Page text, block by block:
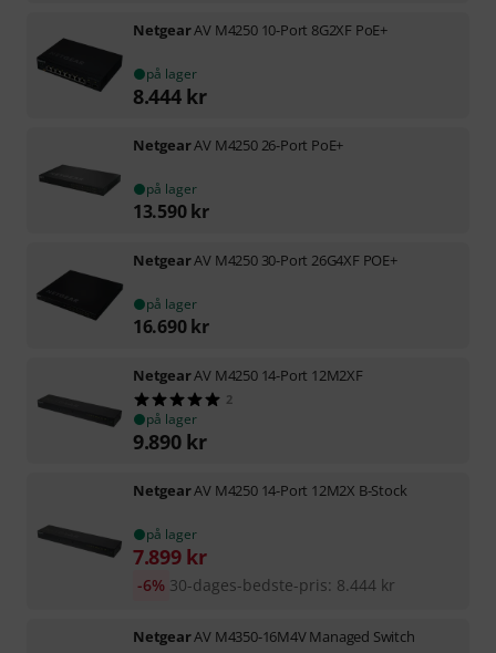
NetgearAV M4250 10-Port 8G2XF PoE+
på lager
8.444 kr
NetgearAV M4250 26-Port PoE+
på lager
13.590 kr
NetgearAV M4250 30-Port 26G4XF POE+
på lager
16.690 kr
NetgearAV M4250 14-Port 12M2XF
2
på lager
9.890 kr
NetgearAV M4250 14-Port 12M2X B-Stock
på lager
7.899 kr
30-dages-bedste-pris: 8.444 kr
-6%
NetgearAV M4350-16M4V Managed Switch